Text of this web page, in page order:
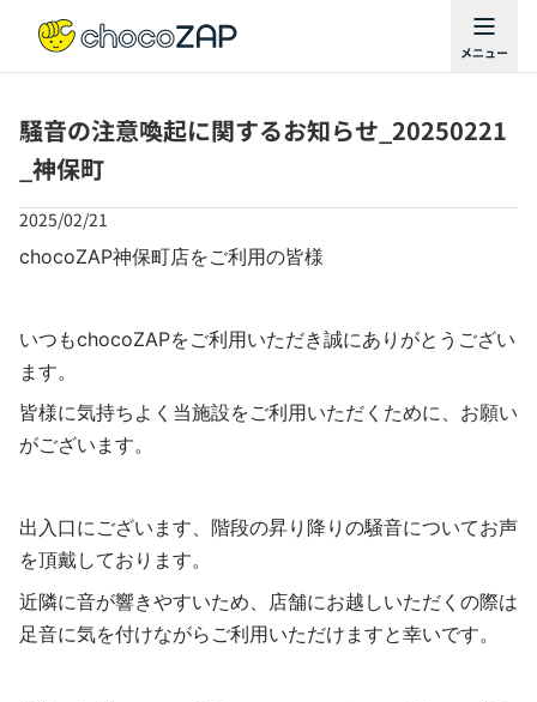
騒音の注意喚起に関するお知らせ_20250221
_神保町
2025/02/21
chocoZAP神保町店をご利用の皆様
いつもchocoZAPをご利用いただき誠にありがとうござい
ます。
皆様に気持ちよく当施設をご利用いただくために、お願い
がございます。
出入口にございます、階段の昇り降りの騒音についてお声
を頂戴しております。
近隣に音が響きやすいため、店舗にお越しいただくの際は
足音に気を付けながらご利用いただけますと幸いです。